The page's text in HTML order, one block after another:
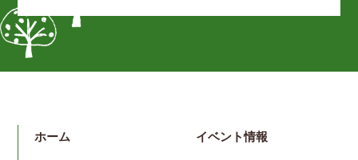
ホーム イベント情報